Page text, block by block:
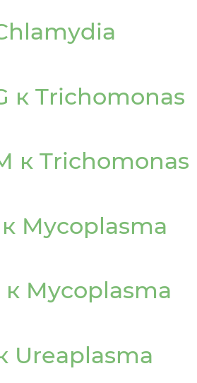
к Trichomonas
к Trichomonas
Mycoplasma
Mycoplasma
Ureaplasma